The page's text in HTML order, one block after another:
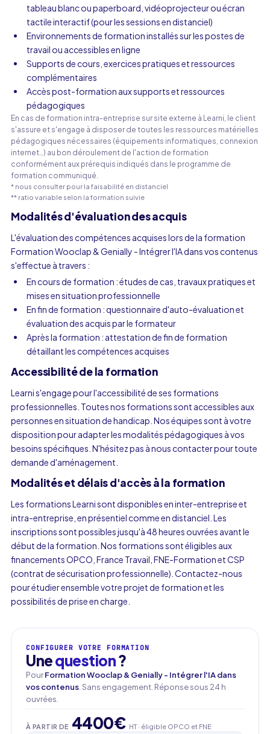
Nom
tableau blanc ou paperboard, vidéoprojecteur ou écran
tactile interactif (pour les sessions en distanciel)
Environnements de formation installés sur les postes de
travail ou accessibles en ligne
Supports de cours, exercices pratiques et ressources
complémentaires
Accès post-formation aux supports et ressources
pédagogiques
En cas de formation intra-entreprise sur site externe à Learni, le client
s'assure et s'engage à disposer de toutes les ressources matérielles
pédagogiques nécessaires (équipements informatiques, connexion
internet…) au bon déroulement de l'action de formation
conformément aux prérequis indiqués dans le programme de
formation communiqué.
* nous consulter pour la faisabilité en distanciel
** ratio variable selon la formation suivie
Modalités d'évaluation des acquis
L'évaluation des compétences acquises lors de la formation
Formation Wooclap & Genially - Intégrer l'IA dans vos contenus
s'effectue à travers :
En cours de formation : études de cas, travaux pratiques et
mises en situation professionnelle
En fin de formation : questionnaire d'auto-évaluation et
évaluation des acquis par le formateur
Après la formation : attestation de fin de formation
détaillant les compétences acquises
Accessibilité de la formation
Learni s'engage pour l'accessibilité de ses formations
professionnelles. Toutes nos formations sont accessibles aux
personnes en situation de handicap. Nos équipes sont à votre
disposition pour adapter les modalités pédagogiques à vos
besoins spécifiques. N'hésitez pas à nous contacter pour toute
demande d'aménagement.
Modalités et délais d'accès à la formation
Les formations Learni sont disponibles en inter-entreprise et
intra-entreprise, en présentiel comme en distanciel. Les
inscriptions sont possibles jusqu'à 48 heures ouvrées avant le
début de la formation. Nos formations sont éligibles aux
financements OPCO, France Travail, FNE-Formation et CSP
(contrat de sécurisation professionnelle). Contactez-nous
pour étudier ensemble votre projet de formation et les
possibilités de prise en charge.
CONFIGURER VOTRE FORMATION
Unequestion?
PourFormation Wooclap & Genially - Intégrer l'IA dans
vos contenus . Sans engagement. Réponse sous 24 h
ouvrées.
À PARTIR DE 4400€ HT · éligible OPCO et FNE